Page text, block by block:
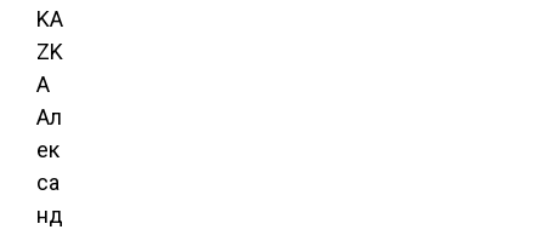
KA
ZK
A
Ал
ек
са
нд